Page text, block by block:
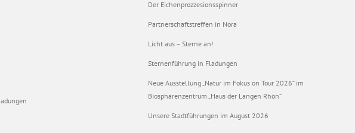
Der Eichenprozzesionsspinner
Partnerschaftstreffen in Nora
Licht aus – Sterne an!
Sternenführung in Fladungen
Neue Ausstellung „Natur im Fokus on Tour 2026“ im
Biosphärenzentrum „Haus der Langen Rhön“
Unsere Stadtführungen im August 2026